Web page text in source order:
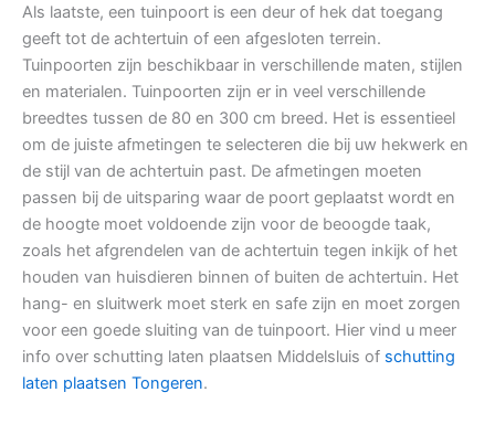
Als laatste, een tuinpoort is een deur of hek dat toegang
geeft tot de achtertuin of een afgesloten terrein.
Tuinpoorten zijn beschikbaar in verschillende maten, stijlen
en materialen. Tuinpoorten zijn er in veel verschillende
breedtes tussen de 80 en 300 cm breed. Het is essentieel
om de juiste afmetingen te selecteren die bij uw hekwerk en
de stijl van de achtertuin past. De afmetingen moeten
passen bij de uitsparing waar de poort geplaatst wordt en
de hoogte moet voldoende zijn voor de beoogde taak,
zoals het afgrendelen van de achtertuin tegen inkijk of het
houden van huisdieren binnen of buiten de achtertuin. Het
hang- en sluitwerk moet sterk en safe zijn en moet zorgen
voor een goede sluiting van de tuinpoort. Hier vind u meer
info over schutting laten plaatsen Middelsluis of schutting
laten plaatsen Tongeren.